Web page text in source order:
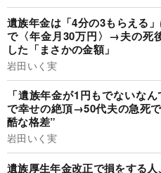
遺族年金は「4分の3もらえる
で〈年金月30万円〉→夫の死
した「まさかの金額」
岩田いく実
「遺族年金が1円もでないな
で幸せの絶頂→50代夫の急死
酷な格差”
岩田いく実
遺族厚生年金改正で損をする人